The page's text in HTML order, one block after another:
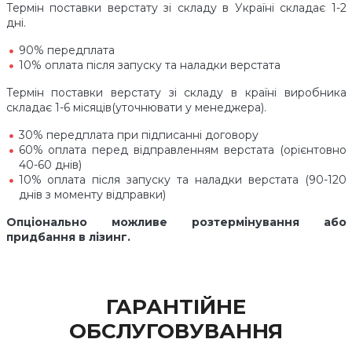
Термін поставки верстату зі складу в Україні складає 1-2
дні.
90% передплата
10% оплата після запуску та наладки верстата
Термін поставки верстату зі складу в країні виробника
складає 1-6 місяців(уточнювати у менеджера).
30% передплата при підписанні договору
60% оплата перед відправленням верстата (орієнтовно
40-60 днів)
10% оплата після запуску та наладки верстата (90-120
днів з моменту відправки)
Опціонально можливе розтермінування або
придбання в лізинг.
ГАРАНТІЙНЕ
ОБСЛУГОВУВАННЯ